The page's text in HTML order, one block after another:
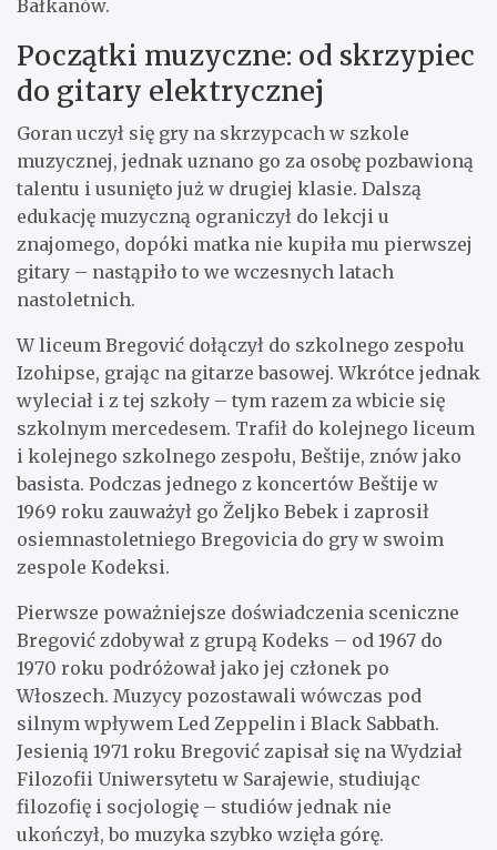
Bałkanów.
Początki muzyczne: od skrzypiec
do gitary elektrycznej
Goran uczył się gry na skrzypcach w szkole
muzycznej, jednak uznano go za osobę pozbawioną
talentu i usunięto już w drugiej klasie. Dalszą
edukację muzyczną ograniczył do lekcji u
znajomego, dopóki matka nie kupiła mu pierwszej
gitary – nastąpiło to we wczesnych latach
nastoletnich.
W liceum Bregović dołączył do szkolnego zespołu
Izohipse, grając na gitarze basowej. Wkrótce jednak
wyleciał i z tej szkoły – tym razem za wbicie się
szkolnym mercedesem. Trafił do kolejnego liceum
i kolejnego szkolnego zespołu, Beštije, znów jako
basista. Podczas jednego z koncertów Beštije w
1969 roku zauważył go Željko Bebek i zaprosił
osiemnastoletniego Bregovicia do gry w swoim
zespole Kodeksi.
Pierwsze poważniejsze doświadczenia sceniczne
Bregović zdobywał z grupą Kodeks – od 1967 do
1970 roku podróżował jako jej członek po
Włoszech. Muzycy pozostawali wówczas pod
silnym wpływem Led Zeppelin i Black Sabbath.
Jesienią 1971 roku Bregović zapisał się na Wydział
Filozofii Uniwersytetu w Sarajewie, studiując
filozofię i socjologię – studiów jednak nie
ukończył, bo muzyka szybko wzięła górę.